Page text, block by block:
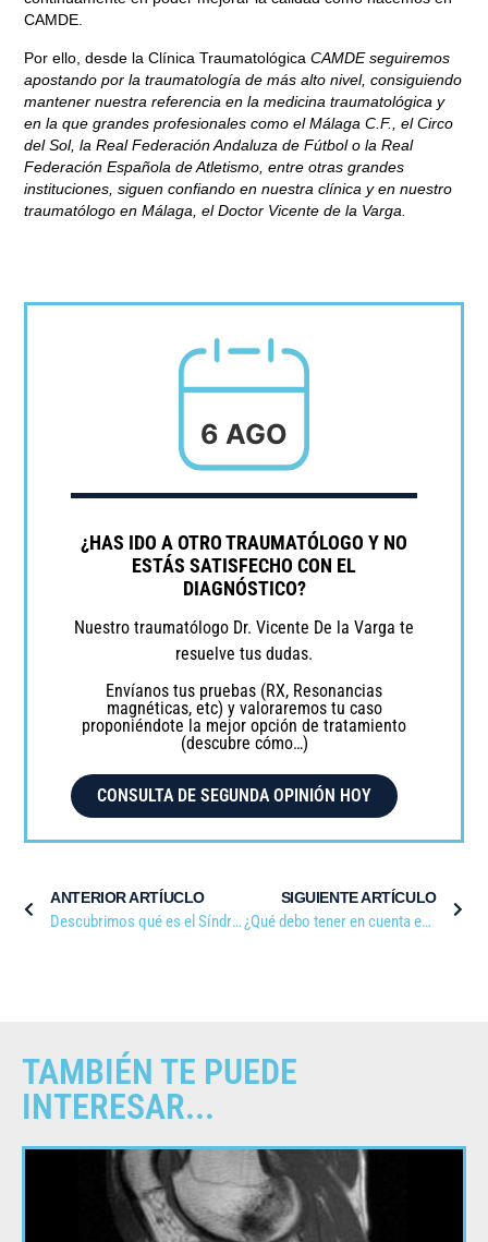
CAMDE.
Por ello, desde la Clínica TraumatológicaCAMDE seguiremos
apostando por la traumatología de más alto nivel, consiguiendo
mantener nuestra referencia en la medicina traumatológica y
en la que grandes profesionales como el Málaga C.F., el Circo
del Sol, la Real Federación Andaluza de Fútbol o la Real
Federación Española de Atletismo, entre otras grandes
instituciones, siguen confiando en nuestra clínica y en nuestro
traumatólogo en Málaga, el Doctor Vicente de la Varga.
6 AGO
¿HAS IDO A OTRO TRAUMATÓLOGO Y NO
ESTÁS SATISFECHO CON EL
DIAGNÓSTICO?
Nuestro traumatólogo Dr. Vicente De la Varga te
resuelve tus dudas.
Envíanos tus pruebas (RX, Resonancias
magnéticas, etc) y valoraremos tu caso
proponiéndote la mejor opción de tratamiento
(descubre cómo…)
CONSULTA DE SEGUNDA OPINIÓN HOY
ANTERIOR ARTÍUCLO
Descubrimos qué es el Síndrome del Canal de Guyon
SIGUIENTE ARTÍCULO
¿Qué debo tener en cuenta en una cirugía ortopédica?
TAMBIÉN TE PUEDE
INTERESAR...